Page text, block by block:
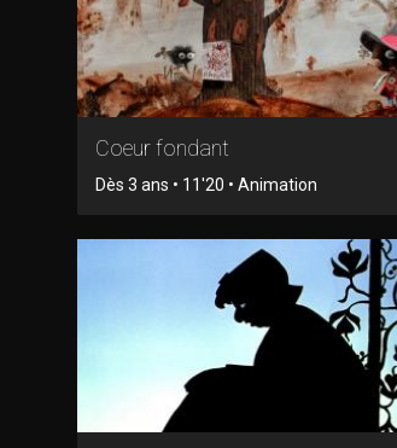
Coeur fondant
Dès 3 ans • 11'20 • Animation